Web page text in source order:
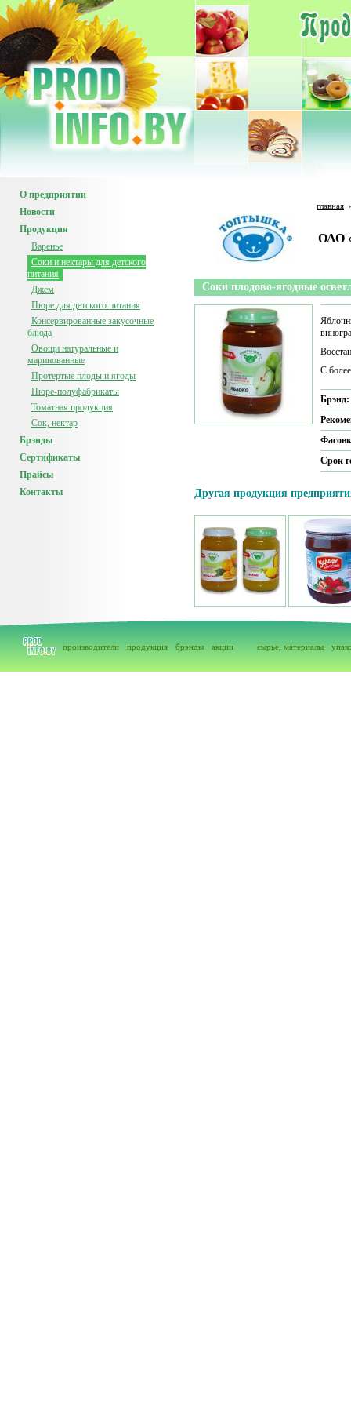
О предприятии
Новости
Продукция
Варенье
Соки и нектары для детского
питания
Джем
Пюре для детского питания
Консервированные закусочные
блюда
Овощи натуральные и
маринованные
Протертые плоды и ягоды
Пюре-полуфабрикаты
Томатная продукция
Сок, нектар
Брэнды
Сертификаты
Прайсы
Контакты
главная
ОАО
Соки плодово-ягодные
С
Брэнд:
Срок
Другая продукция
производители продукция брэнды акции сырье, материалы